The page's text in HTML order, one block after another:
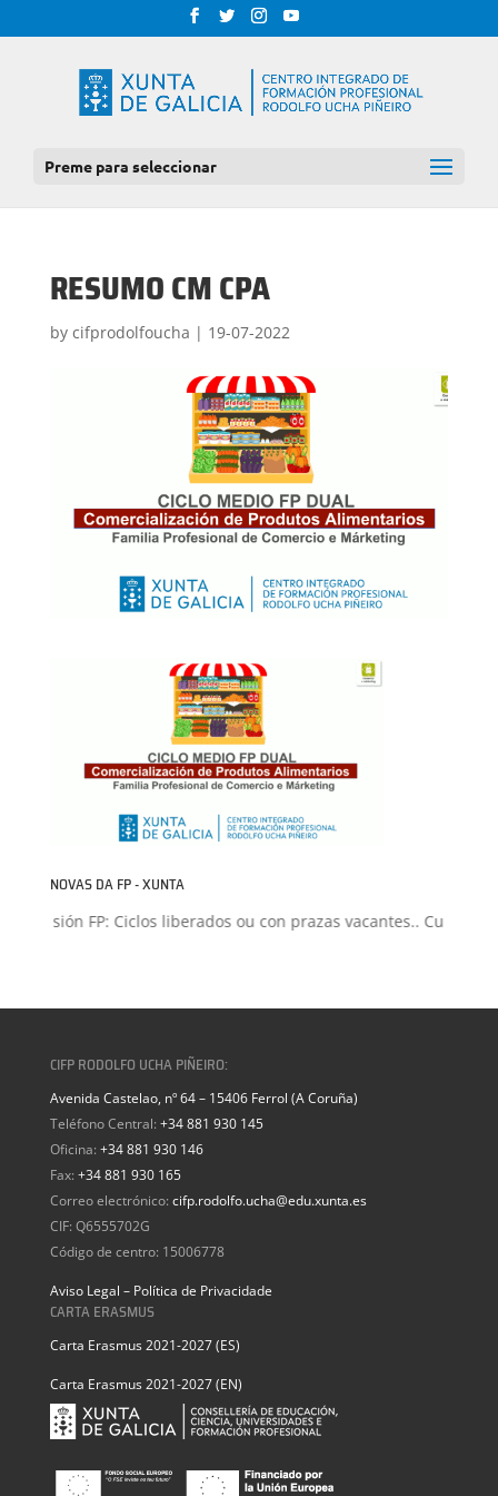
Preme para seleccionar
RESUMO CM CPA
by cifprodolfoucha | 19-07-2022
NOVAS DA FP - XUNTA
Admisión FP: Ciclos liberados ou con prazas vacantes.. Curso
CIFP RODOLFO UCHA PIÑEIRO:
Avenida Castelao, nº 64 – 15406 Ferrol (A Coruña)
Teléfono Central: +34 881 930 145
Oficina: +34 881 930 146
Fax: +34 881 930 165
Correo electrónico: cifp.rodolfo.ucha@edu.xunta.es
CIF: Q6555702G
Código de centro: 15006778
Aviso Legal – Política de Privacidade
CARTA ERASMUS
Carta Erasmus 2021-2027 (ES)
Carta Erasmus 2021-2027 (EN)